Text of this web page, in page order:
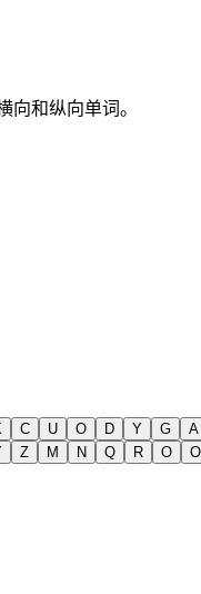
向和纵向单词。
C U O D Y G A
Z M N Q R O O